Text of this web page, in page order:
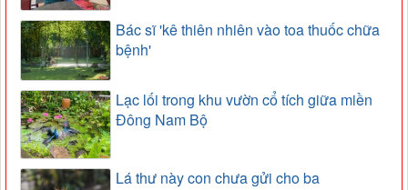
Bác sĩ 'kê thiên nhiên vào toa thuốc chữa
bệnh'
Lạc lối trong khu vườn cổ tích giữa miền
Đông Nam Bộ
Lá thư này con chưa gửi cho ba